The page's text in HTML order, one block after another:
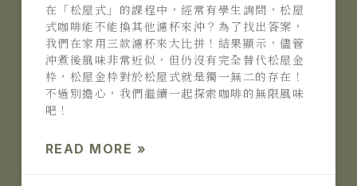
在「松屋式」的課程中，經常有學生詢問，松屋
式咖啡能不能換其他濾杯來沖？為了找出答案，
我們在家用三款濾杯來大比拼！結果顯示，儘管
沖煮後風味非常近似，但仍沒有完全替代松屋金
枠，松屋金枠對於松屋式就是獨一無二的存在！
不過別擔心，我們繼續一起探索咖啡的無限風味
吧！
READ MORE »